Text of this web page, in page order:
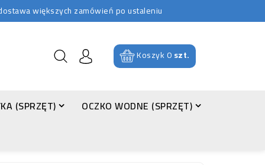
większych zamówień po ustaleniu
Koszyk0szt.
(SPRZĘT)
OCZKO WODNE (SPRZĘT)